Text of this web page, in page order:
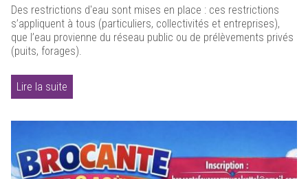
Des restrictions d'eau sont mises en place : ces restrictions
s’appliquent à tous (particuliers, collectivités et entreprises),
que l’eau provienne du réseau public ou de prélèvements privés
(puits, forages).
Lire la suite